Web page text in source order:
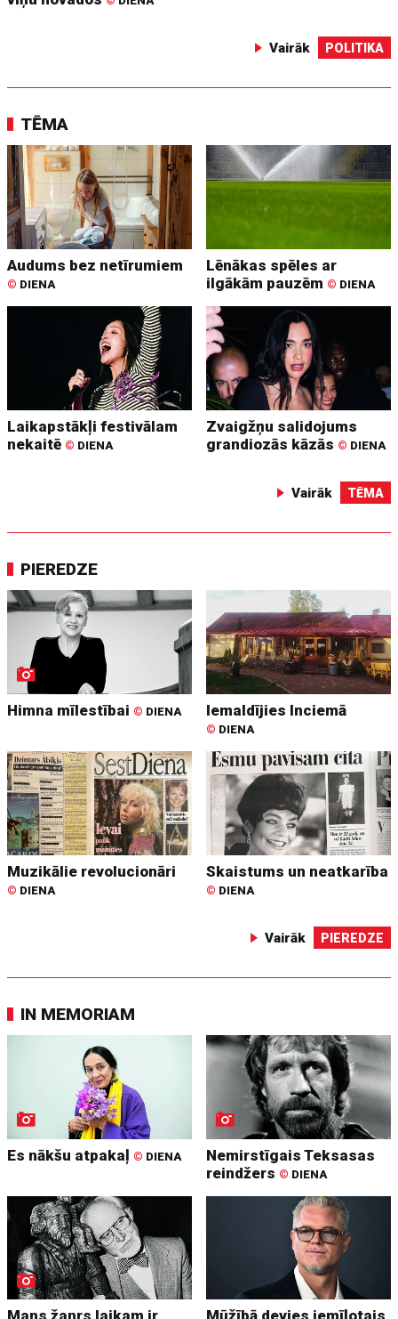
Vairāk POLITIKA
TĒMA
Audums bez netīrumiem
© DIENA
Lēnākas spēles ar
ilgākām pauzēm © DIENA
Laikapstākļi festivālam
nekaitē © DIENA
Zvaigžņu salidojums
grandiozās kāzās © DIENA
Vairāk TĒMA
PIEREDZE
Himna mīlestībai © DIENA Iemaldījies Inciemā
© DIENA
Muzikālie revolucionāri
© DIENA
Skaistums un neatkarība
© DIENA
Vairāk PIEREDZE
IN MEMORIAM
Es nākšu atpakaļ © DIENA
Nemirstīgais Teksasas
reindžers © DIENA